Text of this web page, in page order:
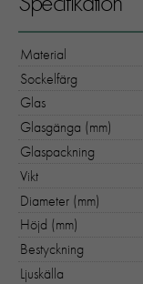
Material
Sockelfärg
Glas
Glasgänga (mm)
Glaspackning
Vikt
Diameter (mm)
Höjd (mm)
Bestyckning
Ljuskälla